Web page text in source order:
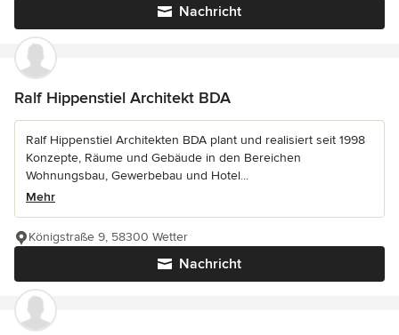
Nachricht
Ralf Hippenstiel Architekt BDA
Ralf Hippenstiel Architekten BDA plant und realisiert seit 1998
Konzepte, Räume und Gebäude in den Bereichen
Wohnungsbau, Gewerbebau und Hotel...
Mehr
Nachricht
Königstraße 9, 58300 Wetter